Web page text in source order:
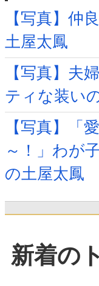
【写真】仲
土屋太鳳
【写真】夫
ティな装い
【写真】「
～！」わが
の土屋太鳳
新着の